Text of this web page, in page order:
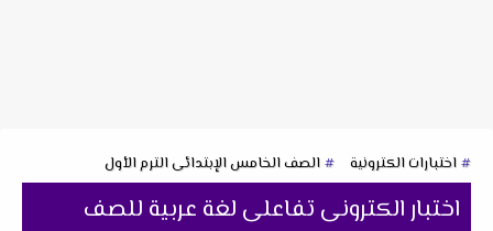
اختبارات الكترونية الصف الخامس الإبتدائى الترم الأول
اختبار الكترونى تفاعلى لغة عربية للصف